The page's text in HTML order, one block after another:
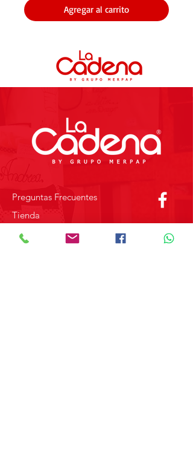
Agregar al carrito
Preguntas Frecuentes
Tienda
Sobre Nosotros